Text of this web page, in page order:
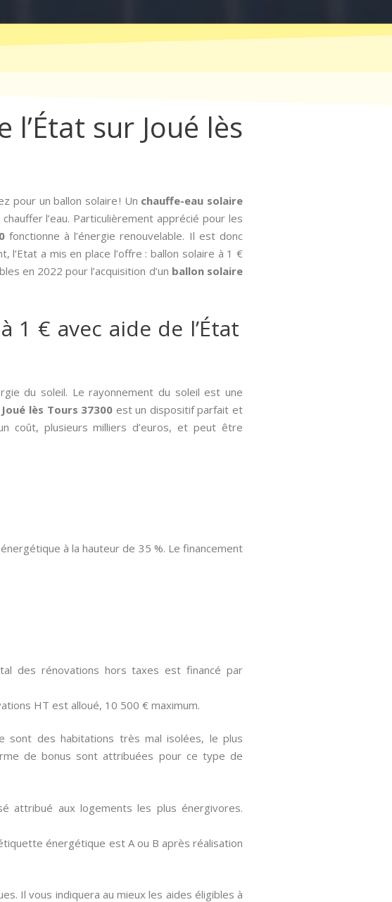
sur Joué lès
pour un ballon solaire ! Un chauffe-eau solaire
l’eau. Particulièrement apprécié pour les
fonctionne à l’énergie renouvelable. Il est donc
l’Etat a mis en place l’offre : ballon solaire à 1 €
en 2022 pour l’acquisition d’un ballon solaire
1 € avec aide de l’État
du soleil. Le rayonnement du soleil est une
lès Tours 37300 est un dispositif parfait et
coût, plusieurs milliers d’euros, et peut être
à la hauteur de 35 %. Le financement
des rénovations hors taxes est financé par
HT est alloué, 10 500 € maximum.
sont des habitations très mal isolées, le plus
de bonus sont attribuées pour ce type de
attribué aux logements les plus énergivores.
énergétique est A ou B après réalisation
Il vous indiquera au mieux les aides éligibles à